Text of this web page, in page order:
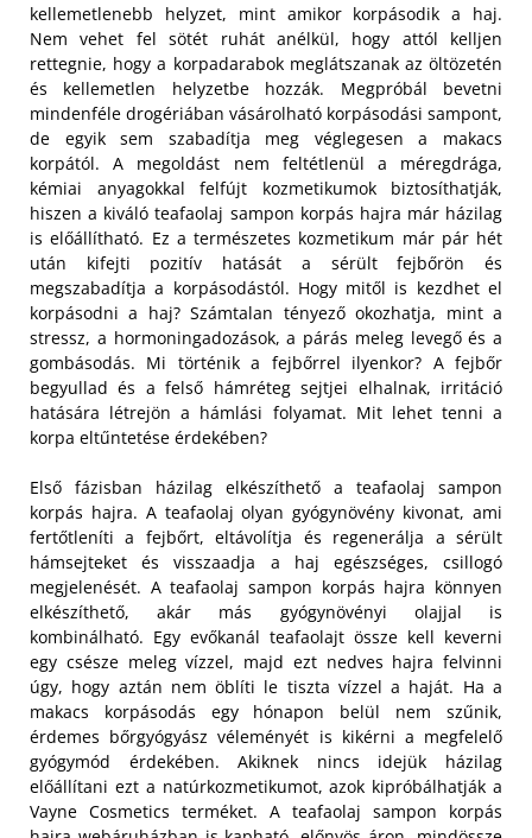
kellemetlenebb helyzet, mint amikor korpásodik a haj.
Nem vehet fel sötét ruhát anélkül, hogy attól kelljen
rettegnie, hogy a korpadarabok meglátszanak az öltözetén
és kellemetlen helyzetbe hozzák. Megpróbál bevetni
mindenféle drogériában vásárolható korpásodási sampont,
de egyik sem szabadítja meg véglegesen a makacs
korpától. A megoldást nem feltétlenül a méregdrága,
kémiai anyagokkal felfújt kozmetikumok biztosíthatják,
hiszen a kiváló teafaolaj sampon korpás hajra már házilag
is előállítható. Ez a természetes kozmetikum már pár hét
után kifejti pozitív hatását a sérült fejbőrön és
megszabadítja a korpásodástól. Hogy mitől is kezdhet el
korpásodni a haj? Számtalan tényező okozhatja, mint a
stressz, a hormoningadozások, a párás meleg levegő és a
gombásodás. Mi történik a fejbőrrel ilyenkor? A fejbőr
begyullad és a felső hámréteg sejtjei elhalnak, irritáció
hatására létrejön a hámlási folyamat. Mit lehet tenni a
korpa eltűntetése érdekében?
Első fázisban házilag elkészíthető a teafaolaj sampon
korpás hajra. A teafaolaj olyan gyógynövény kivonat, ami
fertőtleníti a fejbőrt, eltávolítja és regenerálja a sérült
hámsejteket és visszaadja a haj egészséges, csillogó
megjelenését. A teafaolaj sampon korpás hajra könnyen
elkészíthető, akár más gyógynövényi olajjal is
kombinálható. Egy evőkanál teafaolajt össze kell keverni
egy csésze meleg vízzel, majd ezt nedves hajra felvinni
úgy, hogy aztán nem öblíti le tiszta vízzel a haját. Ha a
makacs korpásodás egy hónapon belül nem szűnik,
érdemes bőrgyógyász véleményét is kikérni a megfelelő
gyógymód érdekében. Akiknek nincs idejük házilag
előállítani ezt a natúrkozmetikumot, azok kipróbálhatják a
Vayne Cosmetics terméket. A teafaolaj sampon korpás